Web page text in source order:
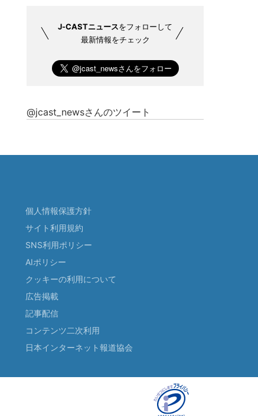
J-CASTニュースをフォローして
最新情報をチェック
@jcast_newsさんのツイート
個人情報保護方針
サイト利用規約
SNS利用ポリシー
AIポリシー
クッキーの利用について
広告掲載
記事配信
コンテンツ二次利用
日本インターネット報道協会